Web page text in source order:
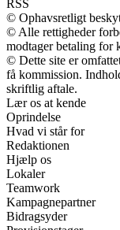
RSS
© Ophavsretligt
© Alle rettigheder
modtager betaling for
© Dette site er
få kommission.
skriftlig aftale.
Lær os at kende
Oprindelse
Hvad vi står for
Redaktionen
Hjælp os
Lokaler
Teamwork
Kampagnepartner
Bidragsyder